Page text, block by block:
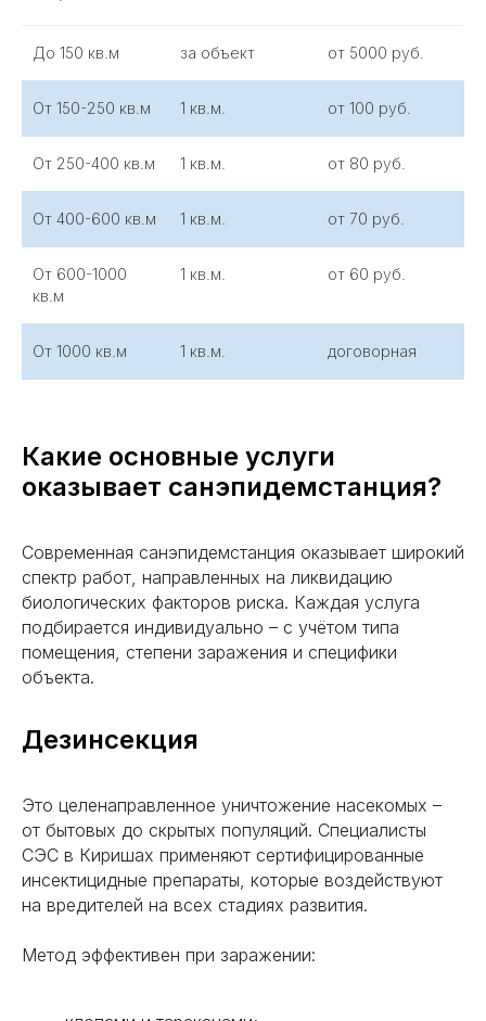
До 150 кв.м за объект от 5000 руб.
От 150-250 кв.м 1 кв.м. от 100 руб.
От 250-400 кв.м 1 кв.м. от 80 руб.
От 400-600 кв.м 1 кв.м. от 70 руб.
От 600-1000
кв.м
1 кв.м. от 60 руб.
От 1000 кв.м 1 кв.м. договорная
Какие основные услуги
оказывает санэпидемстанция?
Современная санэпидемстанция оказывает широкий
спектр работ, направленных на ликвидацию
биологических факторов риска. Каждая услуга
подбирается индивидуально – с учётом типа
помещения, степени заражения и специфики
объекта.
Дезинсекция
Это целенаправленное уничтожение насекомых –
от бытовых до скрытых популяций. Специалисты
СЭС в Киришах применяют сертифицированные
инсектицидные препараты, которые воздействуют
на вредителей на всех стадиях развития.
Метод эффективен при заражении: